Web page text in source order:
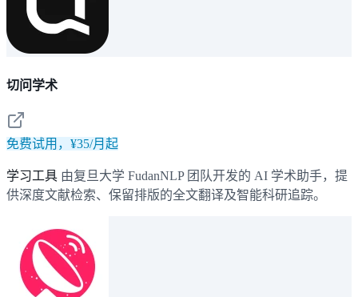
切问学术
免费试用，¥35/月起
学习工具 由复旦大学 FudanNLP 团队开发的 AI 学术助手，提
供深度文献检索、保留排版的全文翻译及智能科研追踪。